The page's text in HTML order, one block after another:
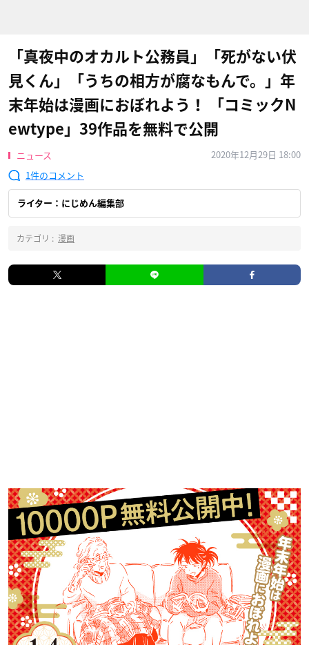
「真夜中のオカルト公務員」「死がない伏
見くん」「うちの相方が腐なもんで。」年
末年始は漫画におぼれよう！ 「コミックN
ewtype」39作品を無料で公開
ニュース
2020年12月29日 18:00
1
ライター：にじめん編集部
カテゴリ : 漫画